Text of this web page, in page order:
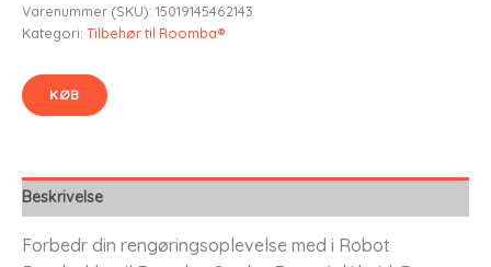
Varenummer (SKU): 15019145462143
Kategori: Tilbehør til Roomba®
KØB
Beskrivelse
Forbedr din rengøringsoplevelse med i Robot